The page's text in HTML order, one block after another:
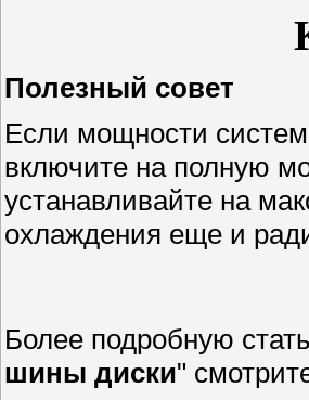
Полезный совет
Если мощности
включите на полную
устанавливайте на
охлаждения еще и
Более подробную
шины диски"